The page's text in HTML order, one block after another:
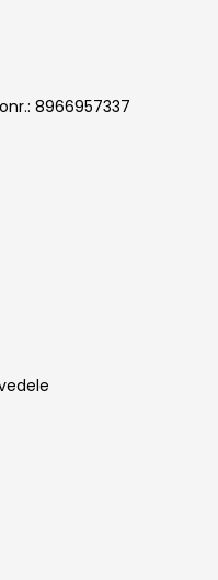
8966957337